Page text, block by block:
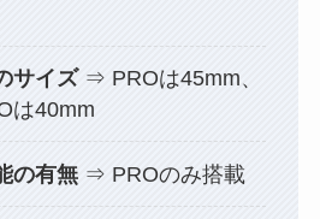
サイズ⇒ PROは45mm、
は40mm
の有無 ⇒ PROのみ搭載